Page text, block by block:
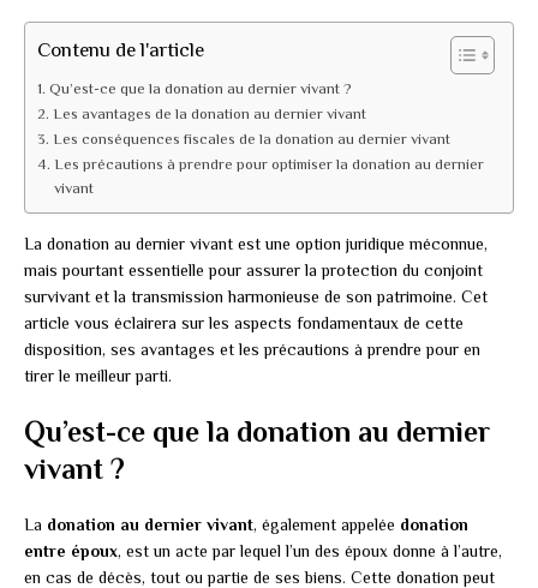
Contenu de l'article
Qu’est-ce que la donation au dernier vivant ?
Les avantages de la donation au dernier vivant
Les conséquences fiscales de la donation au dernier vivant
Les précautions à prendre pour optimiser la donation au dernier
vivant
La donation au dernier vivant est une option juridique méconnue,
mais pourtant essentielle pour assurer la protection du conjoint
survivant et la transmission harmonieuse de son patrimoine. Cet
article vous éclairera sur les aspects fondamentaux de cette
disposition, ses avantages et les précautions à prendre pour en
tirer le meilleur parti.
Qu’est-ce que la donation au dernier
vivant ?
La donation au dernier vivant, également appelée donation
entre époux, est un acte par lequel l’un des époux donne à l’autre,
en cas de décès, tout ou partie de ses biens. Cette donation peut